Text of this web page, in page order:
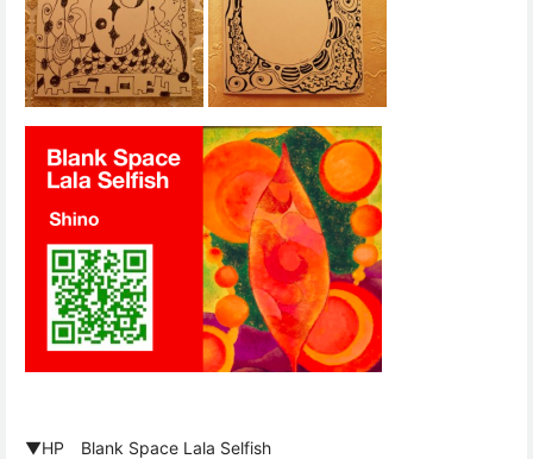
▼HP Blank Space Lala Selfish